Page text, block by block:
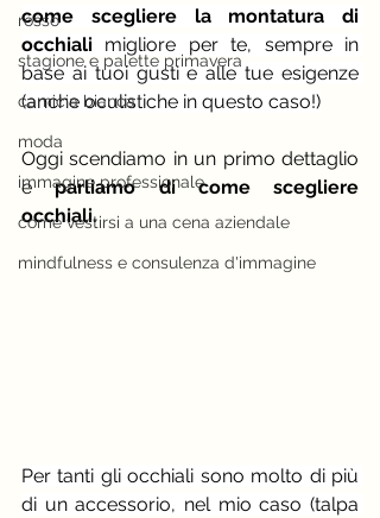
rosso
stagione e palette primavera
camicia bianca
moda
immagine professionale
come vestirsi a una cena aziendale
mindfulness e consulenza d'immagine
come scegliere la montatura di
occhiali migliore per te, sempre in
base ai tuoi gusti e alle tue esigenze
(anche oculistiche in questo caso!)
Oggi scendiamo in un primo dettaglio
e parliamo di come scegliere
occhiali.
Per tanti gli occhiali sono molto di più
di un accessorio, nel mio caso (talpa